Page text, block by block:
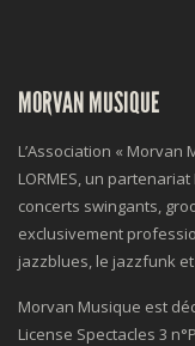
MORVAN MUSIQUE
L’Association « Morvan
LORMES, un
concerts swingants,
exclusivement
jazzblues, le jazzfunk
Morvan Musique est
License Spectacles 3 n°